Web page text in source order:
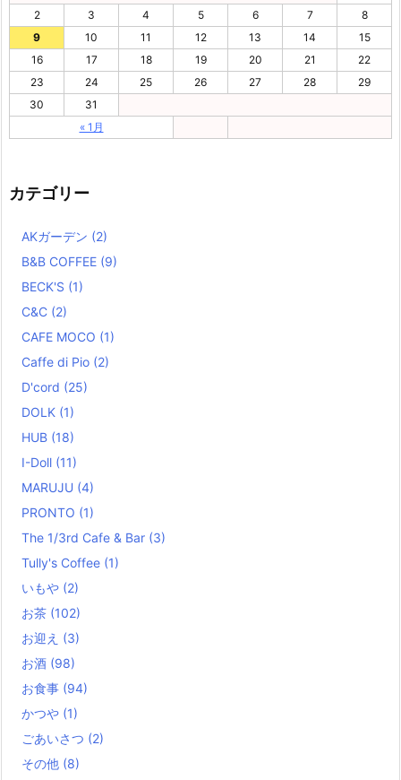
« 1月
2 3 4 5 6 7
8
9
10 11 12 13 14
15
16
17 18 19 20 21
22
23
24 25 26 27 28
29
30
31
カテゴリー
AKガーデン (2)
B&B COFFEE (9)
BECK'S (1)
C&C (2)
CAFE MOCO (1)
Caffe di Pio (2)
D'cord (25)
DOLK (1)
HUB (18)
I-Doll (11)
MARUJU (4)
PRONTO (1)
The 1/3rd Cafe & Bar (3)
Tully's Coffee (1)
いもや (2)
お茶 (102)
お迎え (3)
お酒 (98)
お食事 (94)
かつや (1)
ごあいさつ (2)
その他 (8)